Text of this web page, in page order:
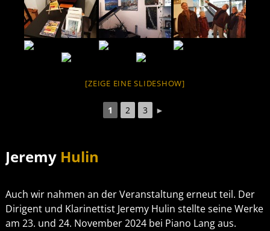
[ZEIGE EINE SLIDESHOW]
1 2 3 ►
Jeremy Hulin
Auch wir nahmen an der Veranstaltung erneut teil. Der
Dirigent und Klarinettist Jeremy Hulin stellte seine Werke
am 23. und 24. November 2024 bei Piano Lang aus.